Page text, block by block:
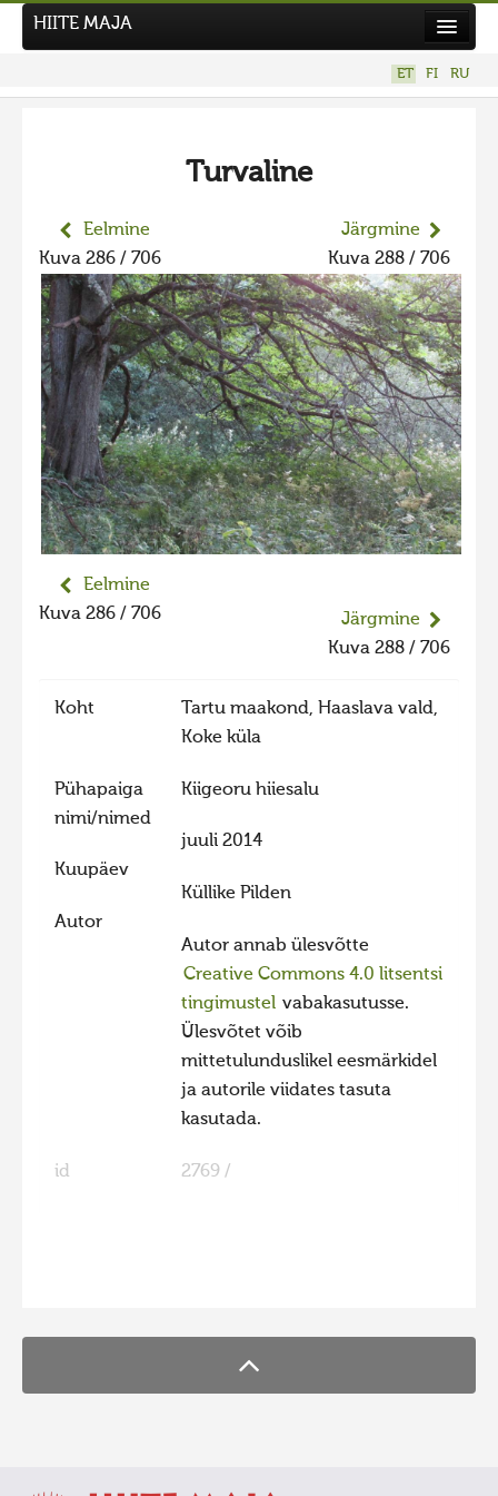
Uudised
Tegutse
Kuvavõistlused
Kontakt
HIITE MAJA
ET FI RU
Turvaline
Eelmine
Kuva 286 / 706
Järgmine
Kuva 288 / 706
Eelmine
Kuva 286 / 706
Järgmine
Kuva 288 / 706
Koht
Tartu maakond, Haaslava vald,
Koke küla
Pühapaiga
nimi/nimed
Kiigeoru hiiesalu
Kuupäev
juuli 2014
Autor
Küllike Pilden
Autor annab ülesvõtte
Creative Commons 4.0 litsentsi
tingimustel vabakasutusse.
Ülesvõtet võib
mittetulunduslikel eesmärkidel
ja autorile viidates tasuta
kasutada.
id 2769 /